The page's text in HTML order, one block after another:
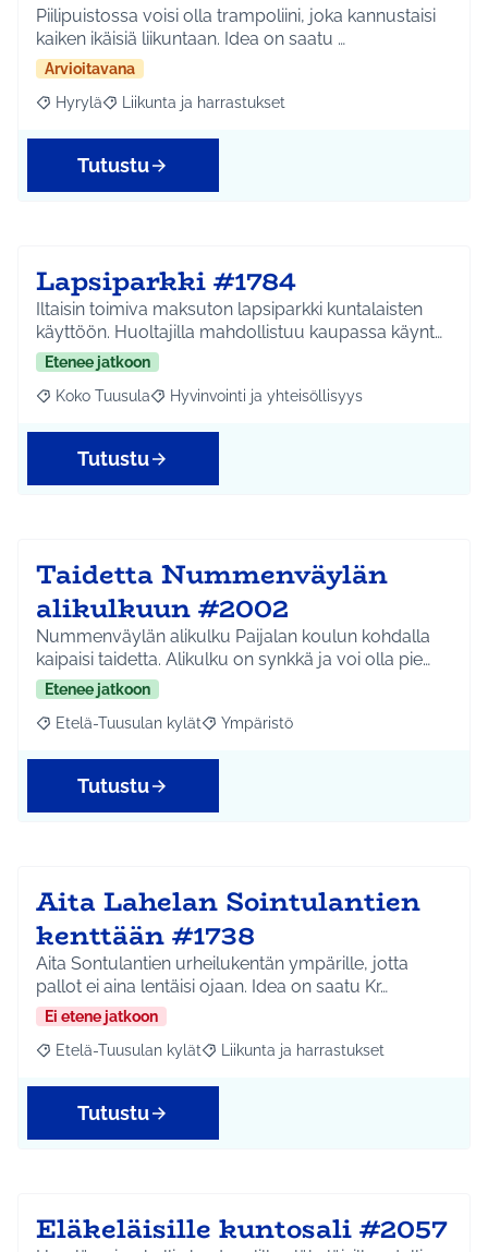
Piilipuistossa voisi olla trampoliini, joka kannustaisi
kaiken ikäisiä liikuntaan. Idea on saatu …
Arvioitavana
Rajaa tulokset aihepiirin mukaan: Hyrylä
Hyrylä Rajaa tulokset teeman mukaan: Liikunta ja
Liikunta ja harrastukset
Tutustu
Lapsiparkki #1784
Iltaisin toimiva maksuton lapsiparkki kuntalaisten
käyttöön. Huoltajilla mahdollistuu kaupassa käynt…
Etenee jatkoon
Rajaa tulokset aihepiirin mukaan: Koko Tuusula
Koko Tuusula Rajaa tulokset teeman mukaan: Hyvinvointi ja
Hyvinvointi ja yhteisöllisyys
Tutustu
Taidetta Nummenväylän
alikulkuun #2002
Nummenväylän alikulku Paijalan koulun kohdalla
kaipaisi taidetta. Alikulku on synkkä ja voi olla pie…
Etenee jatkoon
Rajaa tulokset aihepiirin mukaan: Etelä-Tuusulan kylät
Etelä-Tuusulan kylät Rajaa tulokset teeman mukaan:
Ympäristö
Tutustu
Aita Lahelan Sointulantien
kenttään #1738
Aita Sontulantien urheilukentän ympärille, jotta
pallot ei aina lentäisi ojaan. Idea on saatu Kr…
Ei etene jatkoon
Rajaa tulokset aihepiirin mukaan: Etelä-Tuusulan kylät
Etelä-Tuusulan kylät Rajaa tulokset teeman mukaan:
Liikunta ja harrastukset
Tutustu
Eläkeläisille kuntosali #2057